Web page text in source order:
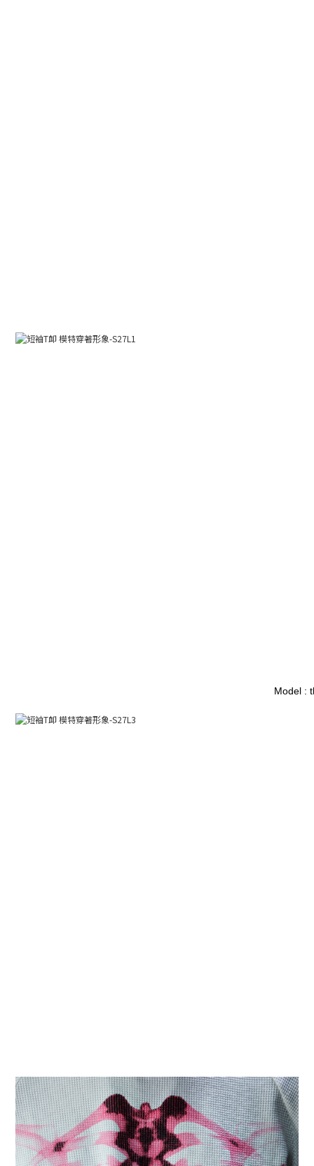
Model :